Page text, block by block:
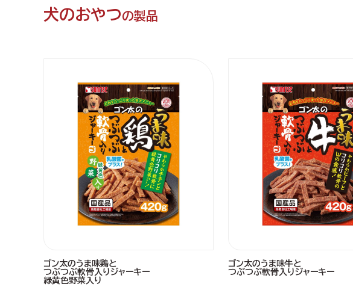
犬のおやつの製品
ゴン太のうま味鶏と
つぶつぶ軟骨入りジャーキー
緑黄色野菜入り
ゴン太のうま味牛と
つぶつぶ軟骨入りジャーキー